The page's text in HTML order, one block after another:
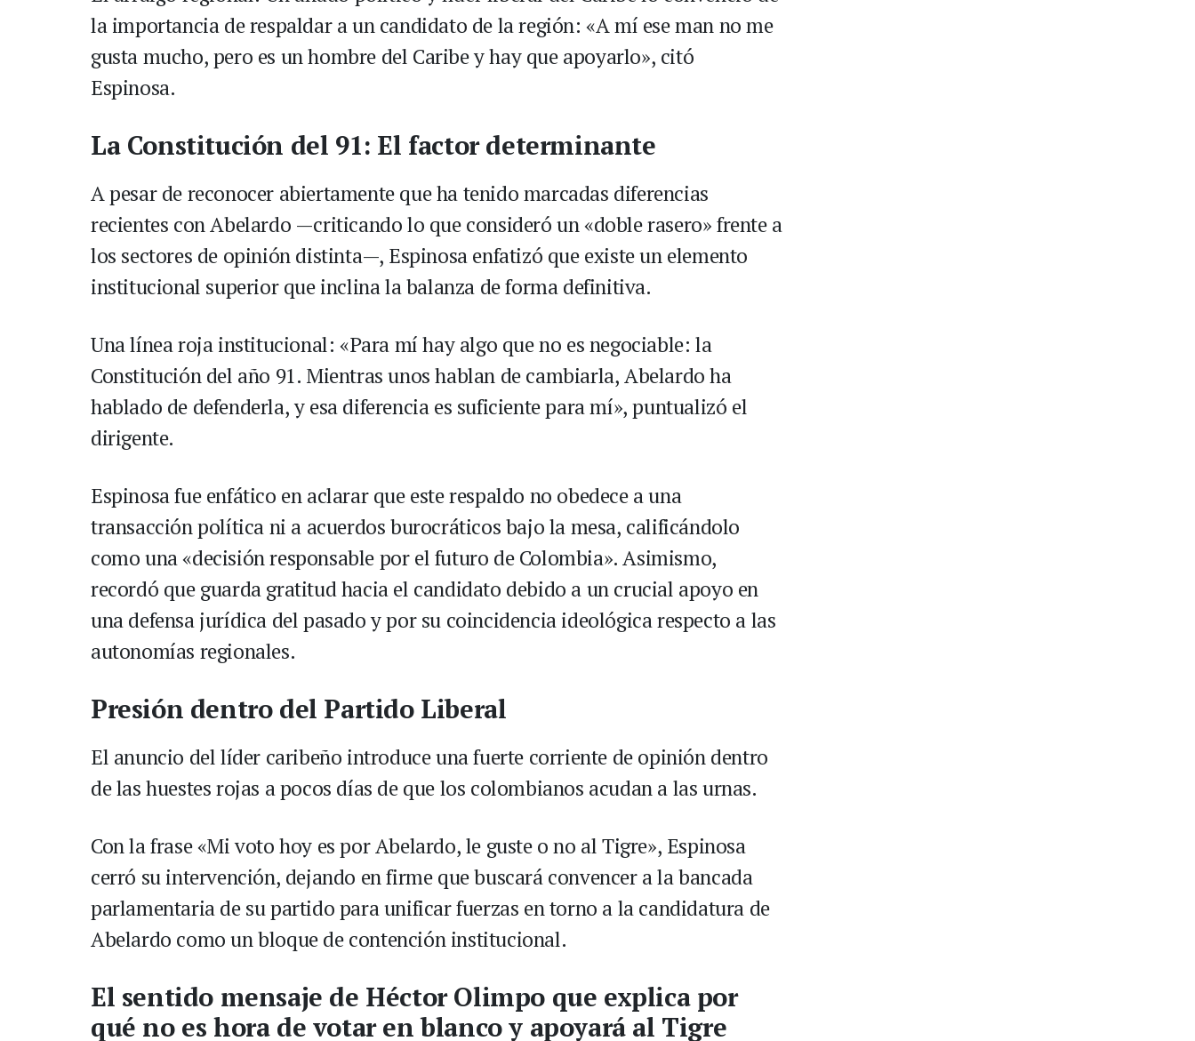
la importancia de respaldar a un candidato de la región: «A mí ese man no me
gusta mucho, pero es un hombre del Caribe y hay que apoyarlo», citó
Espinosa.
La Constitución del 91: El factor determinante
A pesar de reconocer abiertamente que ha tenido marcadas diferencias
recientes con Abelardo —criticando lo que consideró un «doble rasero» frente a
los sectores de opinión distinta—, Espinosa enfatizó que existe un elemento
institucional superior que inclina la balanza de forma definitiva.
Una línea roja institucional: «Para mí hay algo que no es negociable: la
Constitución del año 91. Mientras unos hablan de cambiarla, Abelardo ha
hablado de defenderla, y esa diferencia es suficiente para mí», puntualizó el
dirigente.
Espinosa fue enfático en aclarar que este respaldo no obedece a una
transacción política ni a acuerdos burocráticos bajo la mesa, calificándolo
como una «decisión responsable por el futuro de Colombia». Asimismo,
recordó que guarda gratitud hacia el candidato debido a un crucial apoyo en
una defensa jurídica del pasado y por su coincidencia ideológica respecto a las
autonomías regionales.
Presión dentro del Partido Liberal
El anuncio del líder caribeño introduce una fuerte corriente de opinión dentro
de las huestes rojas a pocos días de que los colombianos acudan a las urnas.
Con la frase «Mi voto hoy es por Abelardo, le guste o no al Tigre», Espinosa
cerró su intervención, dejando en firme que buscará convencer a la bancada
parlamentaria de su partido para unificar fuerzas en torno a la candidatura de
Abelardo como un bloque de contención institucional.
El sentido mensaje de Héctor Olimpo que explica por
qué no es hora de votar en blanco y apoyará al Tigre